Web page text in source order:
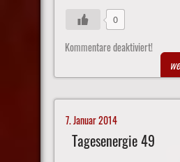
0
Kommentare deaktiviert!
7. Januar 2014
Tagesenergie 49